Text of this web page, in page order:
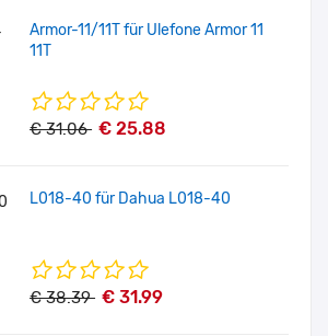
Armor-11/11T für Ulefone Armor 11
11T
€ 31.06 € 25.88
L018-40 für Dahua L018-40
€ 38.39 € 31.99